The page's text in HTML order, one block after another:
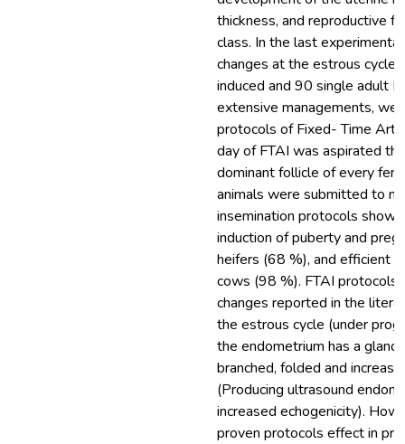
thickness, and reproductive
class. In the last
changes at the estrous
induced and 90 single adult
extensive managements,
protocols of Fixed- Time
day of FTAI was aspirated
dominant follicle of every
animals were submitted to
insemination protocols
induction of puberty and
heifers (68 %), and efficient
cows (98 %). FTAI protocols
changes reported in the
the estrous cycle (under
the endometrium has a
branched, folded and
(Producing ultrasound
increased echogenicity).
proven protocols effect in